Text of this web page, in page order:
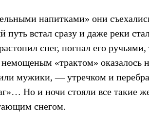
напитками» они
путь встал сразу и даже реки
снег, погнал его
«трактом»
мужики, — утречком и
Но и ночи стояли все такие
снегом.